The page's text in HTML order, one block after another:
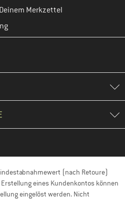
Merkzettel
(nach Retoure)
eines Kundenkontos können
eingelöst werden. Nicht